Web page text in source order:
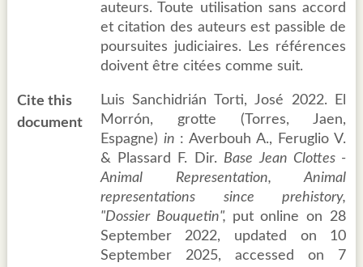
auteurs. Toute utilisation sans accord
et citation des auteurs est passible de
poursuites judiciaires. Les références
doivent être citées comme suit.
Cite this
document
Luis Sanchidrián Torti, José 2022. El
Morrón, grotte (Torres, Jaen,
Espagne) in : Averbouh A., Feruglio V.
& Plassard F. Dir. Base Jean Clottes -
Animal Representation, Animal
representations since prehistory,
"Dossier Bouquetin", put online on 28
September 2022, updated on 10
September 2025, accessed on 7